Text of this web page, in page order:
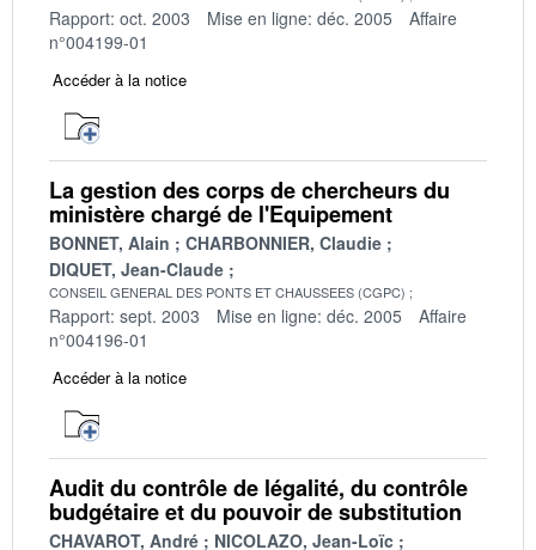
Rapport: oct. 2003 Mise en ligne: déc. 2005
Affaire
n°004199-01
Accéder à la notice
La gestion des corps de chercheurs du
ministère chargé de l'Equipement
BONNET, Alain
CHARBONNIER, Claudie
DIQUET, Jean-Claude
CONSEIL GENERAL DES PONTS ET CHAUSSEES (CGPC)
Rapport: sept. 2003 Mise en ligne: déc. 2005
Affaire
n°004196-01
Accéder à la notice
Audit du contrôle de légalité, du contrôle
budgétaire et du pouvoir de substitution
CHAVAROT, André
NICOLAZO, Jean-Loïc